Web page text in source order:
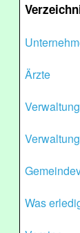
Ärzte
Verwaltung
Was